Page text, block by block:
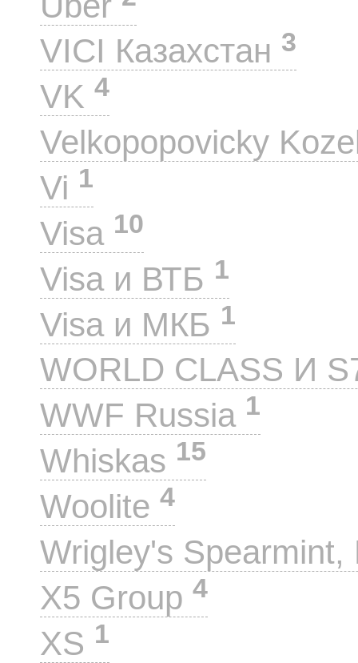
VICI Казахстан 3
VK 4
Velkopopovicky
Vi 1
Visa 10
Visa и ВТБ 1
Visa и МКБ 1
WORLD CLASS И
WWF Russia 1
Whiskas 15
Woolite 4
Wrigley's
X5 Group 4
XS 1